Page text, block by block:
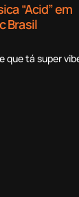
“Acid” em
Brasil
que tá super